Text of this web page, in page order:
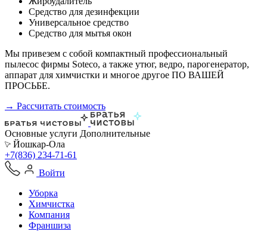
Средство для дезинфекции
Универсальное средство
Средство для мытья окон
Мы привезем с собой компактный профессиональный
пылесос фирмы Soteco, а также утюг, ведро, парогенератор,
аппарат для химчистки и многое другое ПО ВАШЕЙ
ПРОСЬБЕ.
→ Рассчитать стоимость
Основные услуги Дополнительные
Йошкар-Ола
+7(836) 234-71-61
Войти
Уборка
Химчистка
Компания
Франшиза